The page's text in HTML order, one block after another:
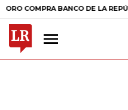
BANCO DE LA REPÚBLICA